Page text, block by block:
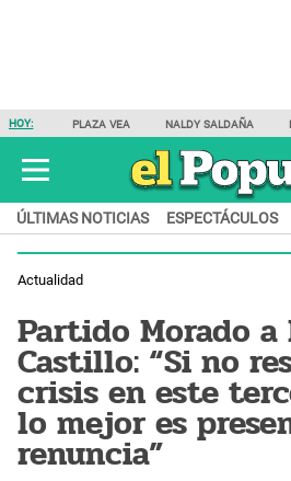
HOY: PLAZA VEA NALDY SALDAÑA
ÚLTIMAS NOTICIAS ESPECTÁCULOS
Actualidad
Partido Morado a
Castillo: “Si no
crisis en este
lo mejor es
renuncia”